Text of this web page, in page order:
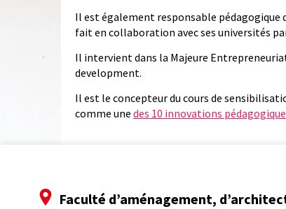
Il est également responsable pédagogique
fait en collaboration avec ses universités
Il intervient dans la Majeure
development.
Il est le concepteur du cours de
comme une des 10 innovations
Faculté d’aménagement,